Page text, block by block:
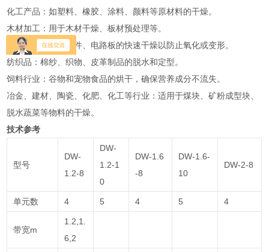
‌化工产品‌：如塑料、橡胶、涂料、颜料等原材料的干燥‌。
‌木材加工‌：用于木材干燥、板材预处理等‌。
‌电子产品‌：电子元件、电路板的快速干燥以防止氧化或变形‌。
‌纺织品‌：棉纱、织物、皮革制品的脱水和定型‌。
‌饲料行业‌：谷物和宠物食品的烘干，确保营养成分不流失‌。
‌冶金、建材、陶瓷、化肥、化工等行业‌：适用于煤块、矿粉成型块、
脱水蔬菜等物料的干燥‌。
技术参考
型号
DW-
1.2-8
DW-
1.2-1
0
DW-1.6
-8
DW-1.6-
10
DW-2-8
单元数 4 5 4 5 4
带宽m
1.2,1.
6,2